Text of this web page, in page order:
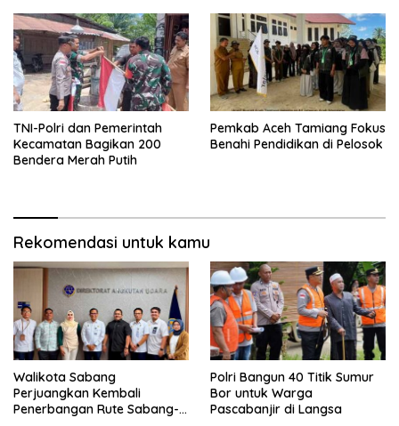
TNI-Polri dan Pemerintah
Kecamatan Bagikan 200
Bendera Merah Putih
Pemkab Aceh Tamiang Fokus
Benahi Pendidikan di Pelosok
Rekomendasi untuk kamu
Walikota Sabang
Perjuangkan Kembali
Penerbangan Rute Sabang-
Polri Bangun 40 Titik Sumur
Bor untuk Warga
Pascabanjir di Langsa